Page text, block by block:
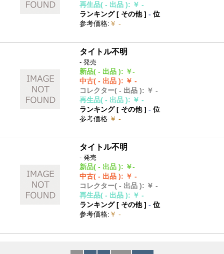
再生品( - 出品 ): ￥ -
ランキング [ その他]- 位
参考価格: ￥ -
タイトル不明
- 発売
新品( - 出品 ): ￥-
中古( - 出品 ): ￥ -
コレクター( - 出品 ): ￥ -
再生品( - 出品 ): ￥ -
ランキング [ その他]- 位
参考価格: ￥ -
タイトル不明
- 発売
新品( - 出品 ): ￥-
中古( - 出品 ): ￥ -
コレクター( - 出品 ): ￥ -
再生品( - 出品 ): ￥ -
ランキング [ その他]- 位
参考価格: ￥ -